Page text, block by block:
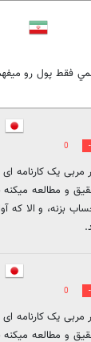
فقط پول رو
0
یک کارنامه ای
و مطالعه
بزنه، و الا که
0
یک کارنامه ای
و مطالعه